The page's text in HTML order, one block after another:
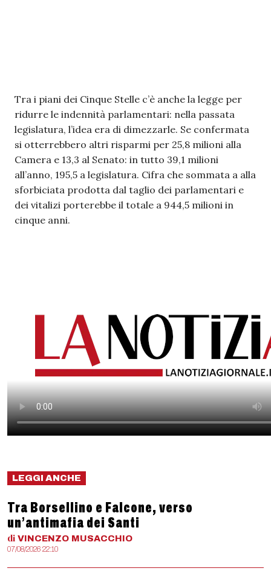
Tra i piani dei Cinque Stelle c’è anche la legge per
ridurre le indennità parlamentari: nella passata
legislatura, l’idea era di dimezzarle. Se confermata
si otterrebbero altri risparmi per 25,8 milioni alla
Camera e 13,3 al Senato: in tutto 39,1 milioni
all’anno, 195,5 a legislatura. Cifra che sommata a alla
sforbiciata prodotta dal taglio dei parlamentari e
dei vitalizi porterebbe il totale a 944,5 milioni in
cinque anni.
LEGGI ANCHE
Tra Borsellino e Falcone, verso
un’antimafia dei Santi
di VINCENZO MUSACCHIO
07/08/2026 22:10